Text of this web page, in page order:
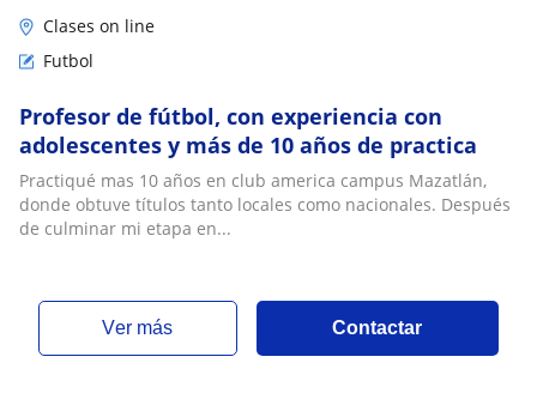
Clases on line
Futbol
Profesor de fútbol, con experiencia con
adolescentes y más de 10 años de practica
Practiqué mas 10 años en club america campus Mazatlán,
donde obtuve títulos tanto locales como nacionales. Después
de culminar mi etapa en...
ver más Contactar